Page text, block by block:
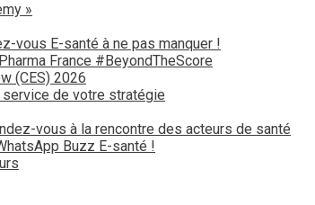
»
vous E-santé à ne pas manquer !
France #BeyondTheScore
(CES) 2026
service de votre stratégie
vous à la rencontre des acteurs de santé
Buzz E-santé !